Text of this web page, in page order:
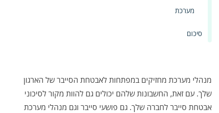
מנהלי מערכת מחזיקים במפתחות לאבטחת הסייבר של הארגון
שלך. עם זאת, החשבונות שלהם יכולים גם להוות מקור לסיכוני
אבטחת סייבר לחברה שלך. גם פושעי סייבר וגם מנהלי מערכת
מערכת
סיכום